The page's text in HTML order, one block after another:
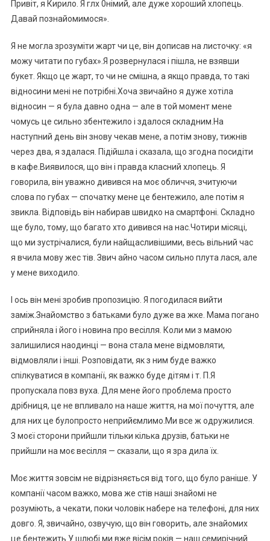
Привіт, я Кирило. Я глx 0німий, але дуже хороший хлопець.
Давай познайомимося».
Я не могла зрозуміти жарт чи це, він дописав на листочку: «я
можу читати по губах».Я розвернулася і пішла, не взявши
букет. Якщо це жарт, то чи не смішна, а якщо правда, то такі
відносини мені не потрібні.Хоча звичайно я дуже хотіла
відносин — я була давно одна — але в той момент мене
чомусь це сильно збентежило і здалося складним.На
наступний день він знову чекав мене, а потім знову, тижнів
через два, я здалася. Підійшла і сказала, що згодна посидіти
в кафе.Виявилося, що він і правда класний хлопець. Я
говорила, він уважно дивився на моє обличчя, зчитуючи
слова по губах — спочатку мене це бентежило, але потім я
звикла. Відповідь він набирав швидко на смартфоні. Складно
ще було, тому, що багато хто дивився на нас.Чотири місяці,
що ми зустрічалися, були найщасливішими, весь вільний час
я вчила мову жес тів. Звич айно часом сильно плута лася, але
у мене виходило.
І ось він мені зробив пропозицію. Я погодилася вийти
заміж.Знайомство з батьками було дуже ва жке. Мама погано
сприйняла і його і новина про весілля. Коли ми з мамою
залишилися наодинці — вона стала мене відмовляти,
відмовляли і інші. Розповідати, як з ним буде важко
спілкуватися в компанії, як важко буде дітям і т. П.Я
пропускала повз вуха. Для мене його проблема просто
дрібниця, це не впливало на наше життя, на мої почуття, але
для них це булопросто неприйємлимо.Ми все ж одружилися.
З моєї сторони прийшли тільки кілька друзів, батьки не
прийшли на моє весілля — сказали, що я зра дила їх.
Моє життя зовсім не відрізняється від того, що було раніше. У
компанії часом важко, мова же стів наші знайомі не
розуміють, а чекати, поки чоловік набере на телефоні, для них
довго. Я, звичайно, озвучую, що він говорить, але знайомих
це бентежить.У шлюбі ми вже вісім років — наш семирічний